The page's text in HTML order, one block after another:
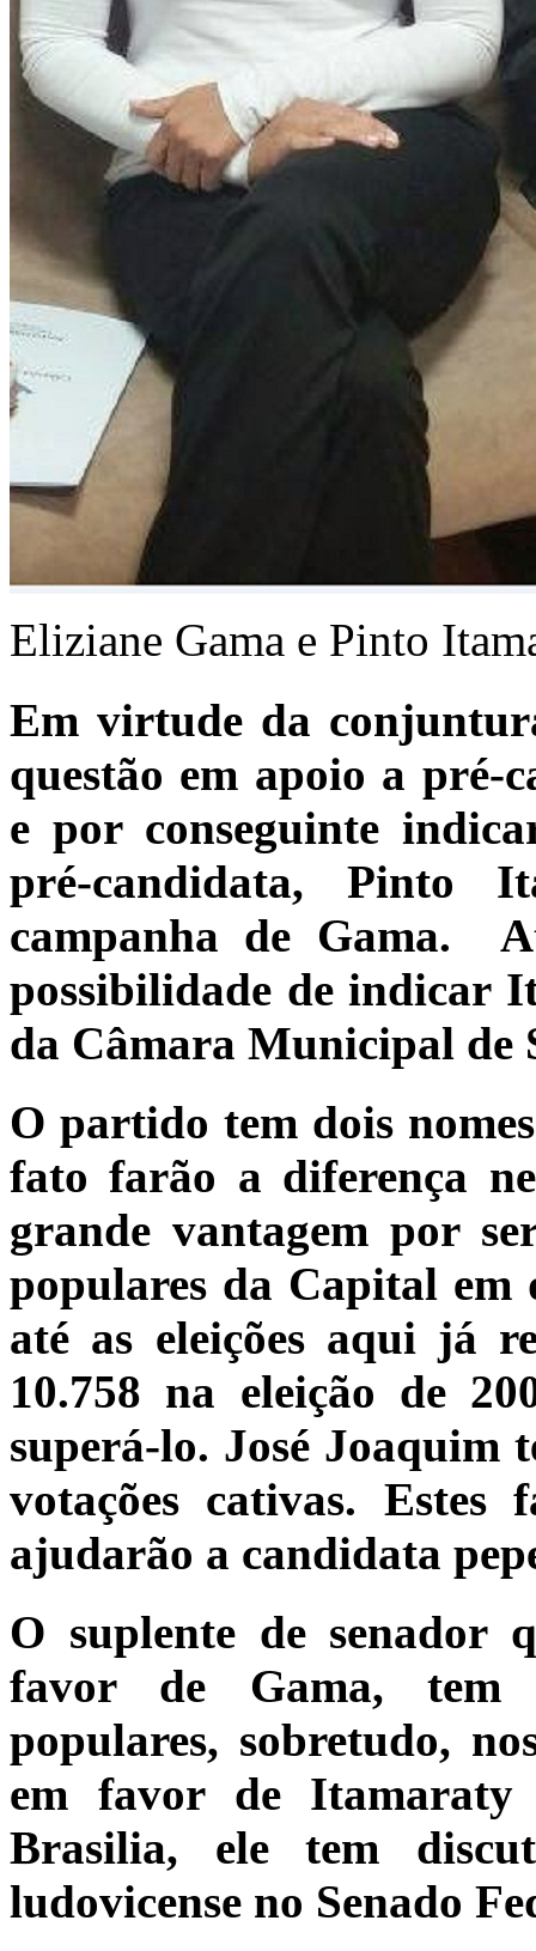
Eliziane Gama e Pinto
Em virtude da
questão em apoio a pré-
e por conseguinte
pré-candidata, Pinto
campanha de Gama.
possibilidade de indicar
da Câmara Municipal de
O partido tem dois
fato farão a diferença
grande vantagem por
populares da Capital em
até as eleições aqui já
10.758 na eleição de
superá-lo. José Joaquim
votações cativas. Estes
ajudarão a candidata
O suplente de senador
favor de Gama, tem
populares, sobretudo,
em favor de Itamaraty
Brasilia, ele tem
ludovicense no Senado